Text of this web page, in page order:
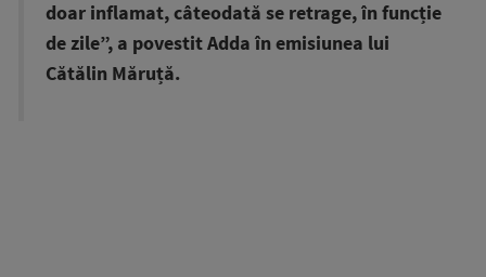
doar inflamat, câteodată se retrage, în funcție
de zile”, a povestit Adda în emisiunea lui
Cătălin Măruță.